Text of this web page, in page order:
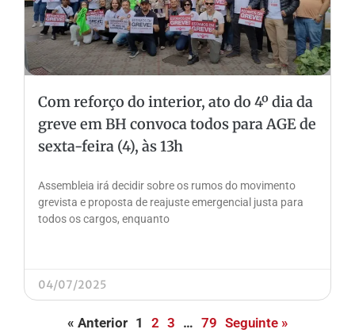
Com reforço do interior, ato do 4º dia da
greve em BH convoca todos para AGE de
sexta-feira (4), às 13h
Assembleia irá decidir sobre os rumos do movimento
grevista e proposta de reajuste emergencial justa para
todos os cargos, enquanto
04/07/2025
« Anterior 1 2 3 … 79 Seguinte »